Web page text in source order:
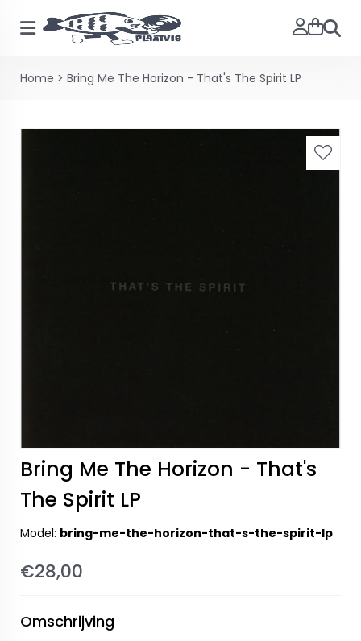
Home > Bring Me The Horizon - That's The Spirit LP
Bring Me The Horizon - That's
The Spirit LP
Model: bring-me-the-horizon-that-s-the-spirit-lp
€28,00
Omschrijving